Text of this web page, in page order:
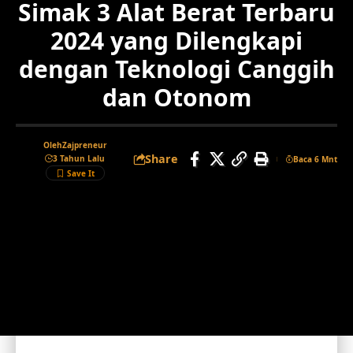
Simak 3 Alat Berat Terbaru
2024 yang Dilengkapi
dengan Teknologi Canggih
dan Otonom
OlehZajpreneur
3 Tahun Lalu
Share Baca 6 Mnt